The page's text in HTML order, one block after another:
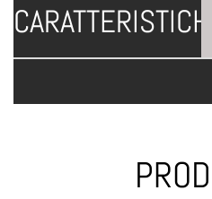
CARATTERISTICHE